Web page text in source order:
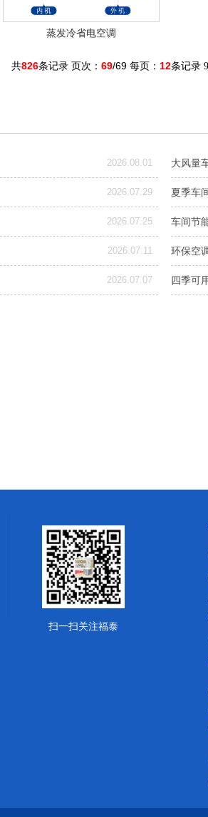
蒸发冷省电空调
共826条记录 页次： 69/69 每页： 12条记录 9
2026.08.01 大风量
2026.07.29 夏季车
2026.07.25 车间节
2026.07.11 环保空
2026.07.07 四季可
扫一扫关注福泰